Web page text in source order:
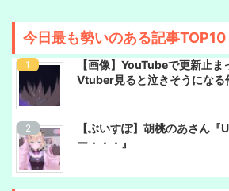
今日最も勢いのある記事TOP10
【画像】YouTubeで更新止ま
Vtuber見ると泣きそうにな
【ぶいすぽ】胡桃のあさん『
ー・・・』